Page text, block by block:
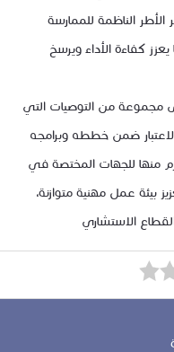
الناظمة للممارسة
يعزز كفاءة الأداء ويرسخ
مجموعة من التوصيات التي
ضمن خططه وبرامجه
منها للجهات المختصة في
بيئة عمل مهنية متوازنة،
الاستشاري